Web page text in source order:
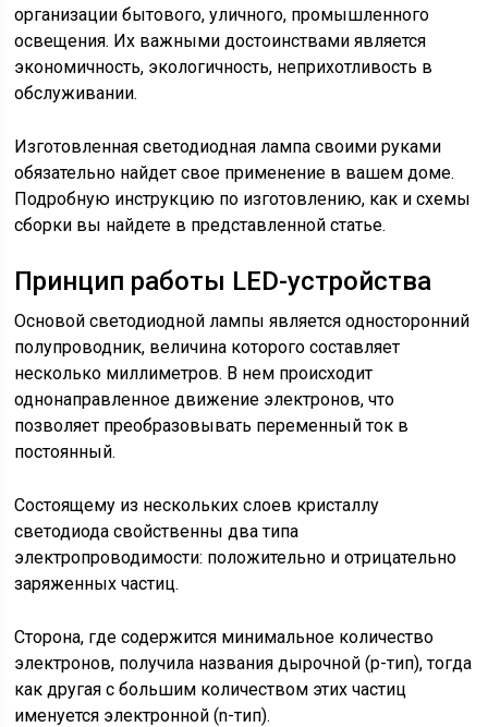
организации бытового, уличного, промышленного
освещения. Их важными достоинствами является
экономичность, экологичность, неприхотливость в
обслуживании.
Изготовленная светодиодная лампа своими руками
обязательно найдет свое применение в вашем доме.
Подробную инструкцию по изготовлению, как и схемы
сборки вы найдете в представленной статье.
Принцип работы LED-устройства
Основой светодиодной лампы является односторонний
полупроводник, величина которого составляет
несколько миллиметров. В нем происходит
однонаправленное движение электронов, что
позволяет преобразовывать переменный ток в
постоянный.
Состоящему из нескольких слоев кристаллу
светодиода свойственны два типа
электропроводимости: положительно и отрицательно
заряженных частиц.
Сторона, где содержится минимальное количество
электронов, получила названия дырочной (p-тип), тогда
как другая с большим количеством этих частиц
именуется электронной (n-тип).